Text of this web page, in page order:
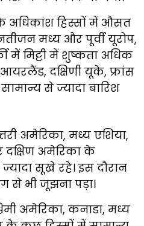
अधिकांश हिस्सों में औसत
मध्य और पूर्वी यूरोप,
में मिट्टी में शुष्कता अधिक
दक्षिणी यूके, फ्रांस
से ज्यादा बारिश
अमेरिका, मध्य एशिया,
दक्षिण अमेरिका के
सूखे रहे। इस दौरान
से भी जूझना पड़ा।
अमेरिका, कनाडा, मध्य